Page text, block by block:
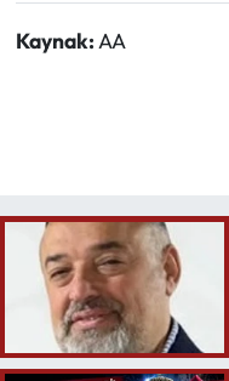
Kaynak:AA